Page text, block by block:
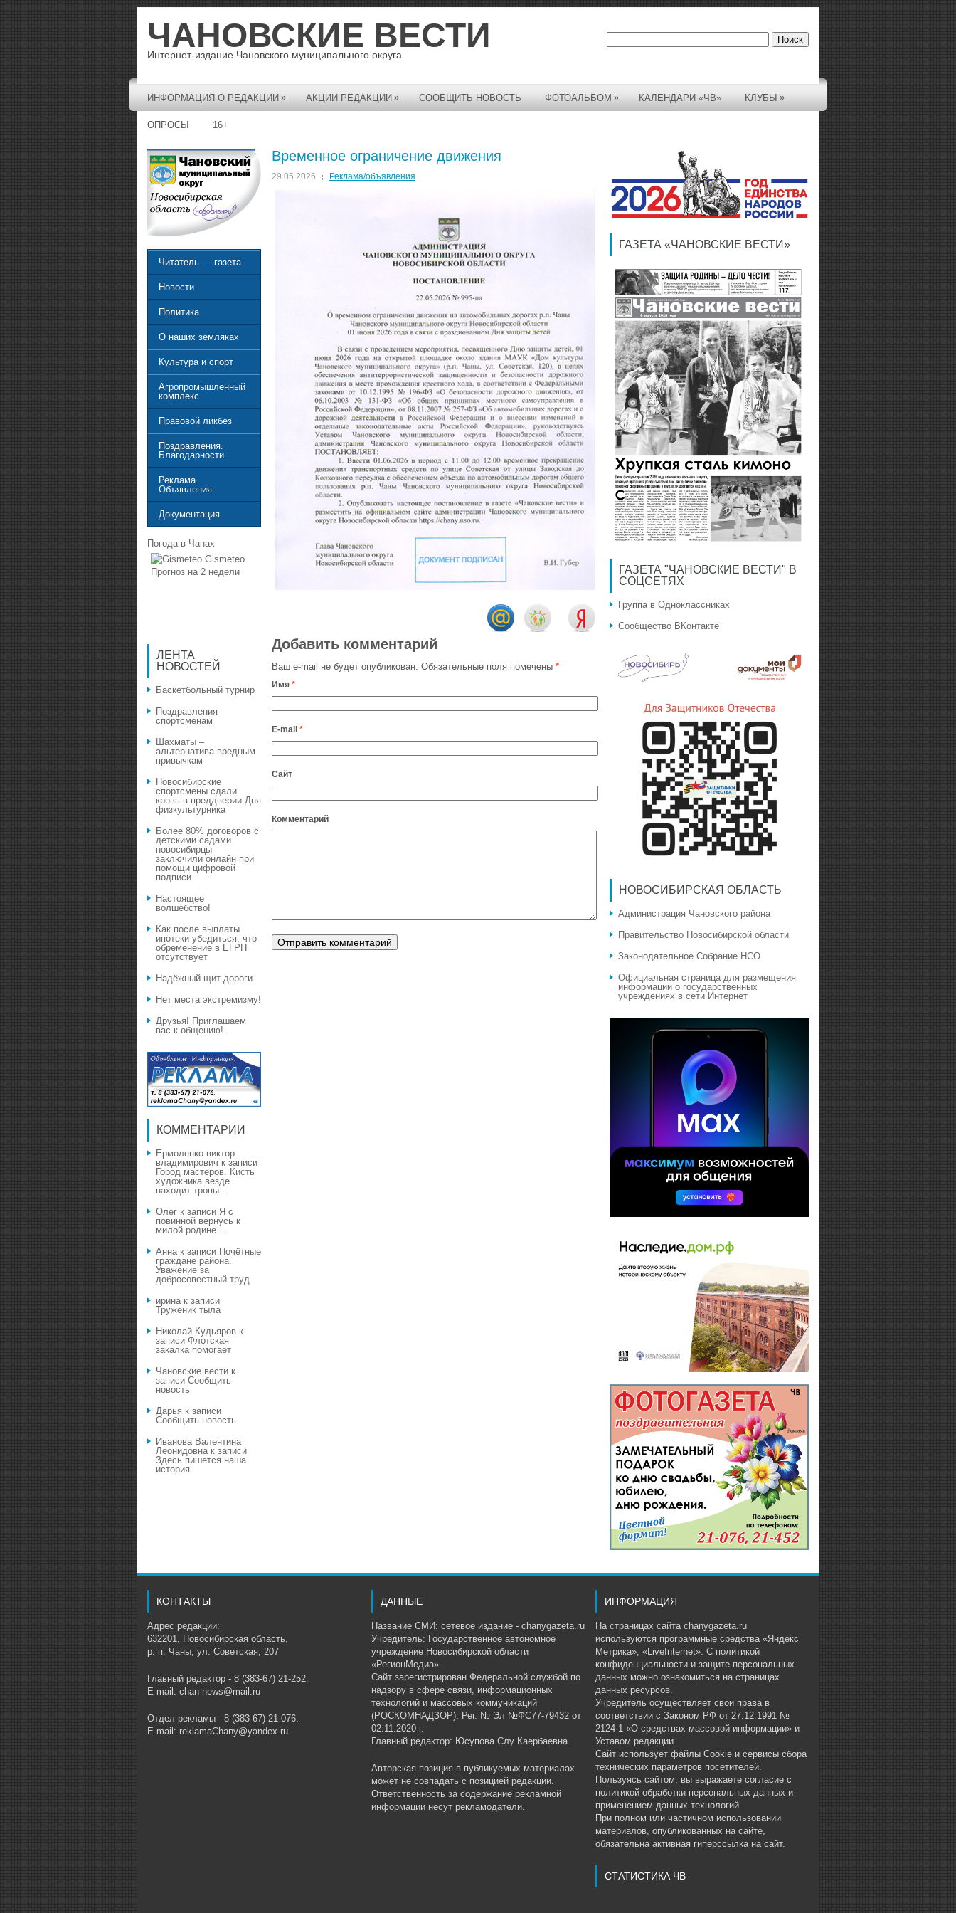
ЧАНОВСКИЕ ВЕСТИ
Интернет-издание Чановского муниципального округа
ИНФОРМАЦИЯ О РЕДАКЦИИ » АКЦИИ РЕДАКЦИИ » СООБЩИТЬ НОВОСТЬ ФОТОАЛЬБОМ » КАЛЕНДАРИ «ЧВ» КЛУБЫ »
ОПРОСЫ 16+
Временное ограничение движения
29.05.2026 Реклама/объявления
Добавить комментарий
Ваш e-mail не будет опубликован. Обязательные поля помечены *
Имя *
E-mail *
Сайт
Комментарий
Читатель — газета
Новости
Политика
О наших земляках
Культура и спорт
Агропромышленный
комплекс
Правовой ликбез
Поздравления.
Благодарности
Реклама.
Объявления
Документация
Погода в Чанах
Gismeteo
Прогноз на 2 недели
ЛЕНТА
НОВОСТЕЙ
Баскетбольный турнир
Поздравления
спортсменам
Шахматы –
альтернатива вредным
привычкам
Новосибирские
спортсмены сдали
кровь в преддверии Дня
физкультурника
Более 80% договоров с
детскими садами
новосибирцы
заключили онлайн при
помощи цифровой
подписи
Настоящее
волшебство!
Как после выплаты
ипотеки убедиться, что
обременение в ЕГРН
отсутствует
Надёжный щит дороги
Нет места экстремизму!
Друзья! Приглашаем
вас к общению!
КОММЕНТАРИИ
Ермоленко виктор
владимирович к записи
Город мастеров. Кисть
художника везде
находит тропы…
Олег к записи Я с
повинной вернусь к
милой родине…
Аннак записи Почётные
граждане района.
Уважение за
добросовестный труд
иринак записи
Труженик тыла
Николай Кудьяров к
записи Флотская
закалка помогает
Чановские вести к
записи Сообщить
новость
Дарья к записи
Сообщить новость
Иванова Валентина
Леонидовнак записи
Здесь пишется наша
история
ГАЗЕТА «ЧАНОВСКИЕ ВЕСТИ»
ГАЗЕТА "ЧАНОВСКИЕ ВЕСТИ" В
СОЦСЕТЯХ
Группа в Одноклассниках
Сообщество ВКонтакте
НОВОСИБИРСКАЯ ОБЛАСТЬ
Администрация Чановского района
Правительство Новосибирской области
Законодательное Собрание НСО
Официальная страница для размещения
информации о государственных
учреждениях в сети Интернет
КОНТАКТЫ
Адрес редакции:
632201, Новосибирская область,
р. п. Чаны, ул. Советская, 207
Главный редактор - 8 (383-67) 21-252.
E-mail: chan-news@mail.ru
Отдел рекламы - 8 (383-67) 21-076.
E-mail: reklamaChany@yandex.ru
ДАННЫЕ
Название СМИ: сетевое издание - chanygazeta.ru
Учредитель: Государственное автономное
учреждение Новосибирской области
«РегионМедиа».
Сайт зарегистрирован Федеральной службой по
надзору в сфере связи, информационных
технологий и массовых коммуникаций
(РОСКОМНАДЗОР). Рег. № Эл №ФС77-79432 от
02.11.2020 г.
Главный редактор: Юсупова Слу Каербаевна.
Авторская позиция в публикуемых материалах
может не совпадать с позицией редакции.
Ответственность за содержание рекламной
информации несут рекламодатели.
ИНФОРМАЦИЯ
На страницах сайта chanygazeta.ru
используются программные средства «Яндекс
Метрика», «LiveInternet». С политикой
конфиденциальности и защите персональных
данных можно ознакомиться на страницах
данных ресурсов.
Учредитель осуществляет свои права в
соответствии с Законом РФ от 27.12.1991 №
2124-1 «О средствах массовой информации» и
Уставом редакции.
Сайт использует файлы Cookie и сервисы сбора
технических параметров посетителей.
Пользуясь сайтом, вы выражаете согласие с
политикой обработки персональных данных и
применением данных технологий.
При полном или частичном использовании
материалов, опубликованных на сайте,
обязательна активная гиперссылка на сайт.
СТАТИСТИКА ЧВ